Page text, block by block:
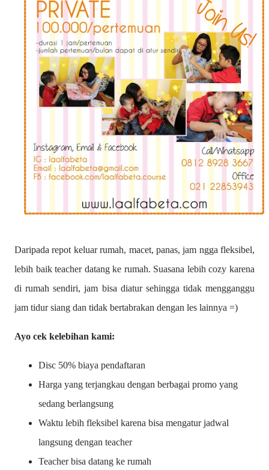
Daripada repot keluar rumah, macet, panas, jam ngga fleksibel,
lebih baik teacher datang ke rumah. Suasana lebih cozy karena
di rumah sendiri, jam bisa diatur sehingga tidak mengganggu
jam tidur siang dan tidak bertabrakan dengan les lainnya =)
Ayo cek kelebihan kami:
Disc 50% biaya pendaftaran
Harga yang terjangkau dengan berbagai promo yang
sedang berlangsung
Waktu lebih fleksibel karena bisa mengatur jadwal
langsung dengan teacher
Teacher bisa datang ke rumah